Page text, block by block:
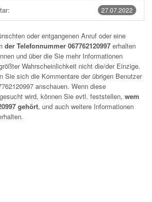
27.07.2022
oder entgangenen Anruf oder eine
der Telefonnummer 067762120997 erhalten
und über die Sie mehr Informationen
Wahrscheinlichkeit nicht die/der Einzige.
Sie sich die Kommentare der übrigen Benutzer
anschauen. Wenn diese
wird, können Sie evtl. feststellen, wem
gehört, und auch weitere Informationen